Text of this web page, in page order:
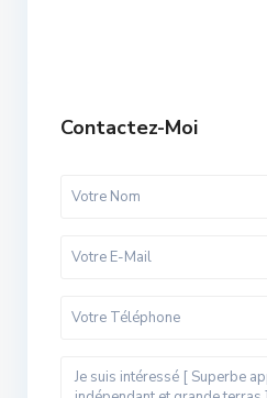
Contactez-Moi